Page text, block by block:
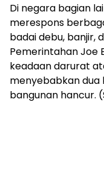
Di negara bagian
merespons
badai debu, banjir,
Pemerintahan Joe
keadaan darurat
menyebabkan dua
bangunan hancur.